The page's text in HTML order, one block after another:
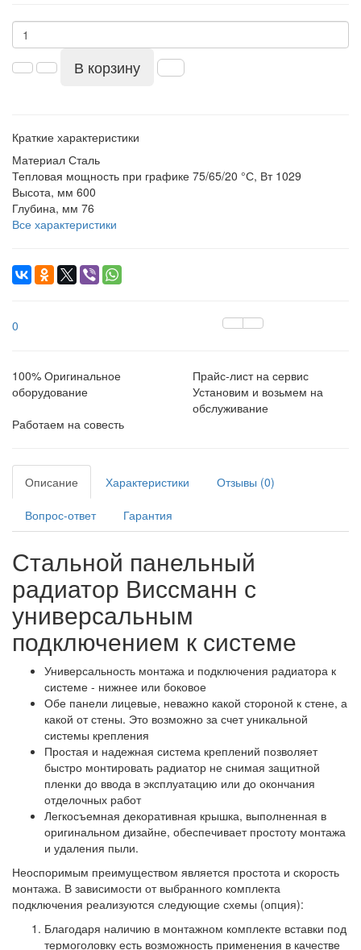
В корзину
Краткие характеристики
Материал Сталь
Тепловая мощность при графике 75/65/20 °С, Вт 1029
Высота, мм 600
Глубина, мм 76
Все характеристики
0
100% Оригинальное
оборудование
Прайс-лист на сервис
Установим и возьмем на
обслуживание
Работаем на совесть
Описание Характеристики Отзывы (0)
Вопрос-ответ Гарантия
Стальной панельный
радиатор Виссманн с
универсальным
подключением к системе
Универсальность монтажа и подключения радиатора к
системе - нижнее или боковое
Обе панели лицевые, неважно какой стороной к стене, а
какой от стены. Это возможно за счет уникальной
системы крепления
Простая и надежная система креплений позволяет
быстро монтировать радиатор не снимая защитной
пленки до ввода в эксплуатацию или до окончания
отделочных работ
Легкосъемная декоративная крышка, выполненная в
оригинальном дизайне, обеспечивает простоту монтажа
и удаления пыли.
Неоспоримым преимуществом является простота и скорость
монтажа. В зависимости от выбранного комплекта
подключения реализуются следующие схемы (опция):
Благодаря наличию в монтажном комплекте вставки под
термоголовку есть возможность применения в качестве